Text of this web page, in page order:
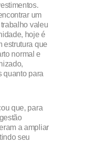
um
valeu
hoje é
estrutura que
normal e
quanto para
que, para
a ampliar
seu